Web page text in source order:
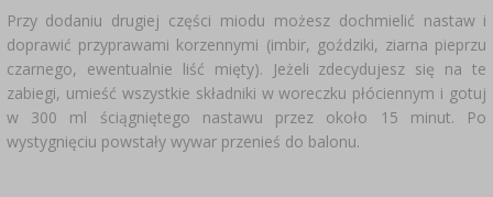
Przy dodaniu drugiej części miodu możesz dochmielić nastaw i
doprawić przyprawami korzennymi (imbir, goździki, ziarna pieprzu
czarnego, ewentualnie liść mięty). Jeżeli zdecydujesz się na te
zabiegi, umieść wszystkie składniki w woreczku płóciennym i gotuj
w 300 ml ściągniętego nastawu przez około 15 minut. Po
wystygnięciu powstały wywar przenieś do balonu.